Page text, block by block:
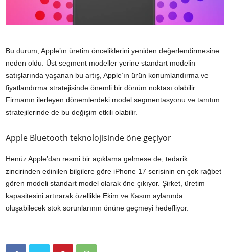
Bu durum, Apple’ın üretim önceliklerini yeniden değerlendirmesine
neden oldu. Üst segment modeller yerine standart modelin
satışlarında yaşanan bu artış, Apple’ın ürün konumlandırma ve
fiyatlandırma stratejisinde önemli bir dönüm noktası olabilir.
Firmanın ilerleyen dönemlerdeki model segmentasyonu ve tanıtım
stratejilerinde de bu değişim etkili olabilir.
Apple Bluetooth teknolojisinde öne geçiyor
Henüz Apple’dan resmi bir açıklama gelmese de, tedarik
zincirinden edinilen bilgilere göre iPhone 17 serisinin en çok rağbet
gören modeli standart model olarak öne çıkıyor. Şirket, üretim
kapasitesini artırarak özellikle Ekim ve Kasım aylarında
oluşabilecek stok sorunlarının önüne geçmeyi hedefliyor.